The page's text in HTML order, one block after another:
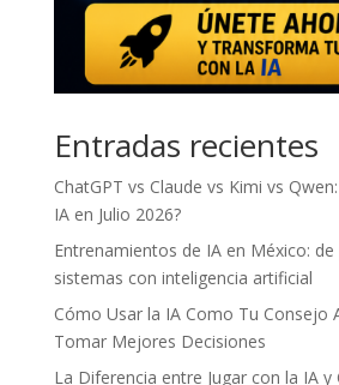
Entradas recientes
ChatGPT vs Claude vs Kimi vs
IA en Julio 2026?
Entrenamientos de IA en México:
sistemas con inteligencia artificial
Cómo Usar la IA Como Tu Consejo
Tomar Mejores Decisiones
La Diferencia entre Jugar con la IA